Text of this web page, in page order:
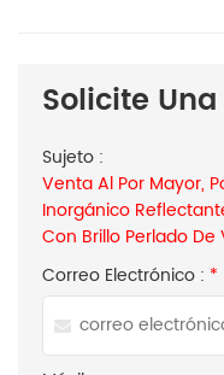
Solicite
Sujeto :
Venta Al Por Mayor,
Inorgánico
Con Brillo Perlado De
Correo Electrónico : *